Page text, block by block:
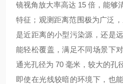
镜视角放大率高达 15 倍，能够
特征；观测距离范围极为广泛
是近距离的小型污染源，还是
能轻松覆盖，满足不同场景下
通光孔径为 70 毫米，较大的孔
即使在光线较暗的环境下，也